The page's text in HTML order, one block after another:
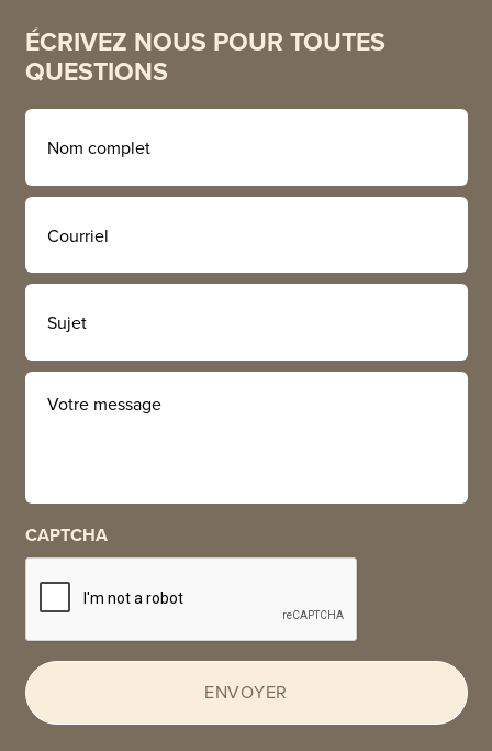
ÉCRIVEZ NOUS POUR TOUTES
QUESTIONS
Nom
complet
E-
mail
Sujet
Votre
message
CAPTCHA